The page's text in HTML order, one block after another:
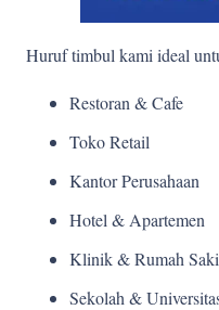
Huruf timbul kami ideal
Restoran & Cafe
Toko Retail
Kantor Perusahaan
Hotel & Apartemen
Klinik & Rumah
Sekolah &